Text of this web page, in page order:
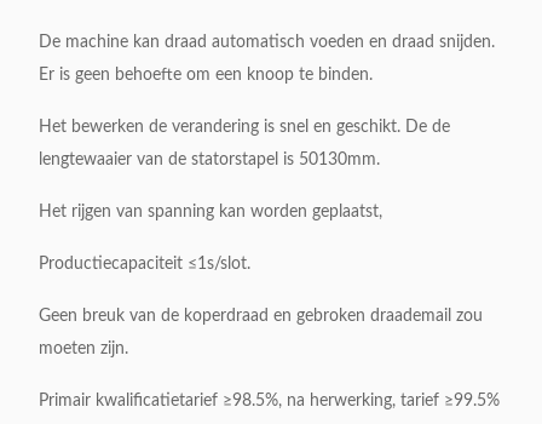
De machine kan draad automatisch voeden en draad snijden.
Er is geen behoefte om een knoop te binden.
Het bewerken de verandering is snel en geschikt. De de
lengtewaaier van de statorstapel is 50130mm.
Het rijgen van spanning kan worden geplaatst,
Productiecapaciteit ≤1s/slot.
Geen breuk van de koperdraad en gebroken draademail zou
moeten zijn.
Primair kwalificatietarief ≥98.5%, na herwerking, tarief ≥99.5%